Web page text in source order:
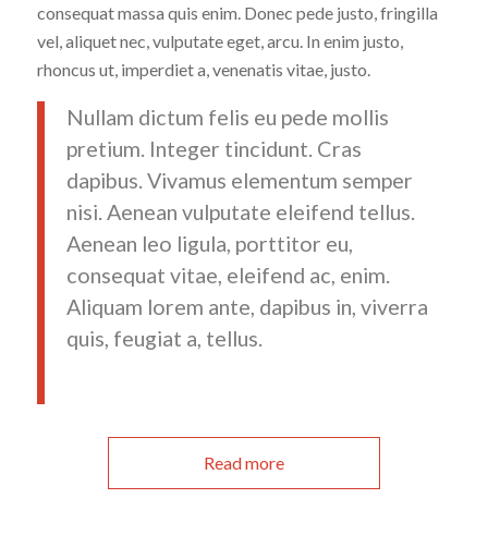
consequat massa quis enim. Donec pede justo, fringilla
vel, aliquet nec, vulputate eget, arcu. In enim justo,
rhoncus ut, imperdiet a, venenatis vitae, justo.
Nullam dictum felis eu pede mollis
pretium. Integer tincidunt. Cras
dapibus. Vivamus elementum semper
nisi. Aenean vulputate eleifend tellus.
Aenean leo ligula, porttitor eu,
consequat vitae, eleifend ac, enim.
Aliquam lorem ante, dapibus in, viverra
quis, feugiat a, tellus.
Read more